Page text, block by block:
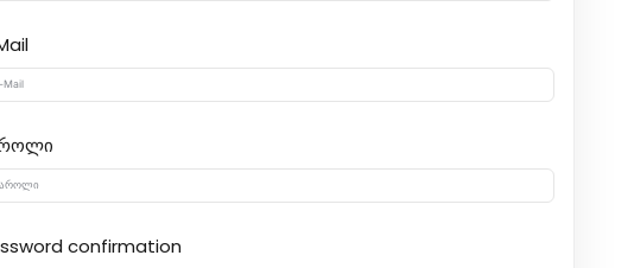
confirmation
Remember me Lost your password?